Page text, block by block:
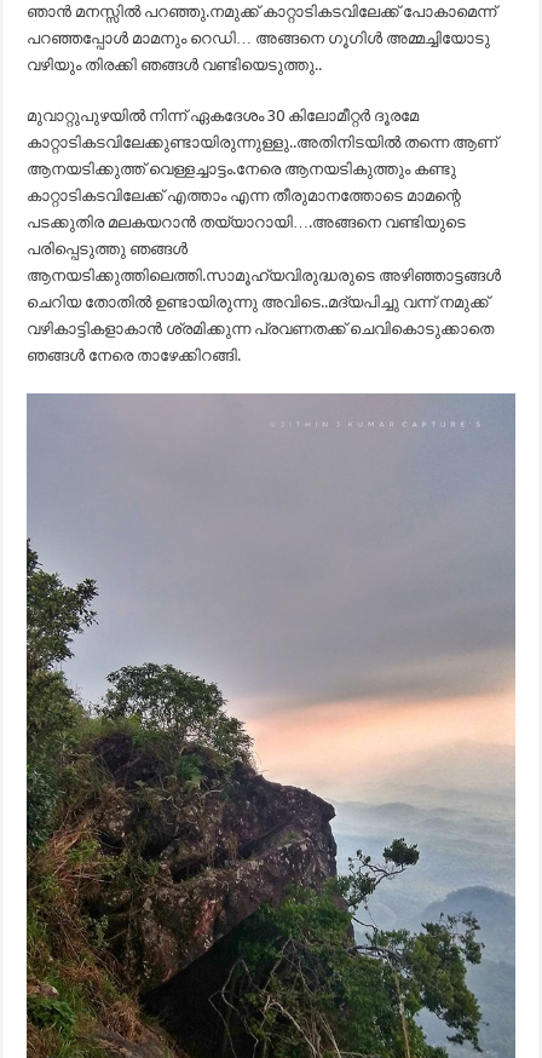
ഞാൻ മനസ്സിൽ പറഞ്ഞു.നമുക്ക് കാറ്റാടികടവിലേക്ക് പോകാമെന്ന്
പറഞ്ഞപ്പോൾ മാമനും റെഡി… അങ്ങനെ ഗൂഗിൾ അമ്മച്ചിയോടു
വഴിയും തിരക്കി ഞങ്ങൾ വണ്ടിയെടുത്തു..
മുവാറ്റുപുഴയിൽ നിന്ന് ഏകദേശം 30 കിലോമീറ്റർ ദൂരമേ
കാറ്റാടികടവിലേക്കുണ്ടായിരുന്നുള്ളു..അതിനിടയിൽ തന്നെ ആണ്
ആനയടിക്കുത്ത് വെള്ളച്ചാട്ടം.നേരെ ആനയടികുത്തും കണ്ടു
കാറ്റാടികടവിലേക്ക് എത്താം എന്ന തീരുമാനത്തോടെ മാമന്റെ
പടക്കുതിര മലകയറാൻ തയ്യാറായി….അങ്ങനെ വണ്ടിയുടെ
പരിപ്പെടുത്തു ഞങ്ങൾ
ആനയടിക്കുത്തിലെത്തി.സാമൂഹ്യവിരുദ്ധരുടെ അഴിഞ്ഞാട്ടങ്ങൾ
ചെറിയ തോതിൽ ഉണ്ടായിരുന്നു അവിടെ..മദ്യപിച്ചു വന്ന് നമുക്ക്
വഴികാട്ടികളാകാൻ ശ്രമിക്കുന്ന പ്രവണതക്ക് ചെവികൊടുക്കാതെ
ഞങ്ങൾ നേരെ താഴേക്കിറങ്ങി.